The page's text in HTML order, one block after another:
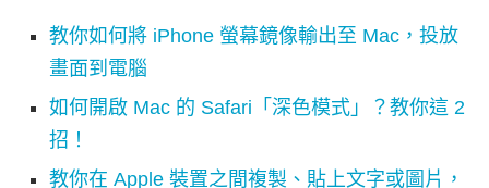
教你如何將 iPhone 螢幕鏡像輸出至 Mac，投放
畫面到電腦
如何開啟 Mac 的 Safari「深色模式」？教你這 2
招！
教你在 Apple 裝置之間複製、貼上文字或圖片，